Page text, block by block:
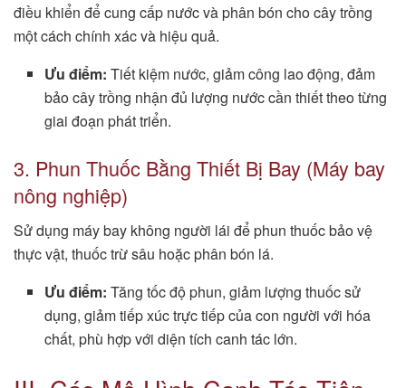
điều khiển để cung cấp nước và phân bón cho cây trồng
một cách chính xác và hiệu quả.
Ưu điểm: Tiết kiệm nước, giảm công lao động, đảm
bảo cây trồng nhận đủ lượng nước cần thiết theo từng
giai đoạn phát triển.
3. Phun Thuốc Bằng Thiết Bị Bay (Máy bay
nông nghiệp)
Sử dụng máy bay không người lái để phun thuốc bảo vệ
thực vật, thuốc trừ sâu hoặc phân bón lá.
Ưu điểm: Tăng tốc độ phun, giảm lượng thuốc sử
dụng, giảm tiếp xúc trực tiếp của con người với hóa
chất, phù hợp với diện tích canh tác lớn.